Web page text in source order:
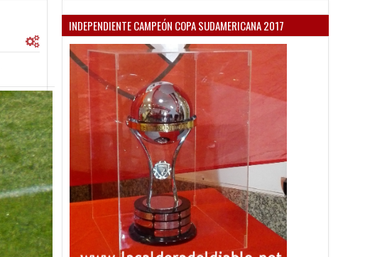
INDEPENDIENTE CAMPEÓN COPA SUDAMERICANA 2017